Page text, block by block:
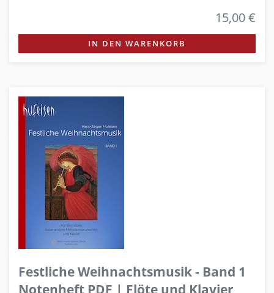
15,00 €
IN DEN WARENKORB
Festliche Weihnachtsmusik - Band 1
Notenheft PDF | Flöte und Klavier